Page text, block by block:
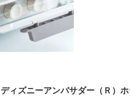
ディズニーアンバサダー（Ｒ）